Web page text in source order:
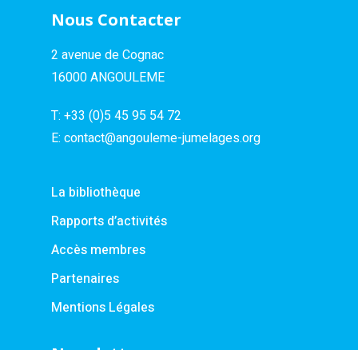
Nous Contacter
2 avenue de Cognac
16000 ANGOULEME
T: +33 (0)5 45 95 54 72
E: contact@angouleme-jumelages.org
La bibliothèque
Rapports d’activités
Accès membres
Partenaires
Mentions Légales